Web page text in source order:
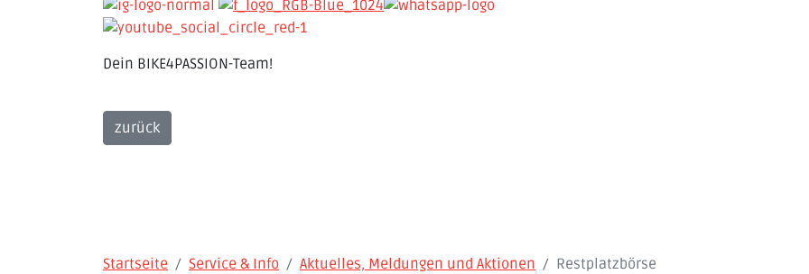
Dein BIKE4PASSION-Team!
zurück
Startseite Service & Info Aktuelles, Meldungen und Aktionen Restplatzbörse